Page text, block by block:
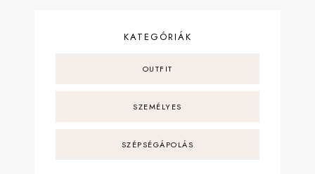
KATEGÓRIÁK
OUTFIT
SZEMÉLYES
SZÉPSÉGÁPOLÁS